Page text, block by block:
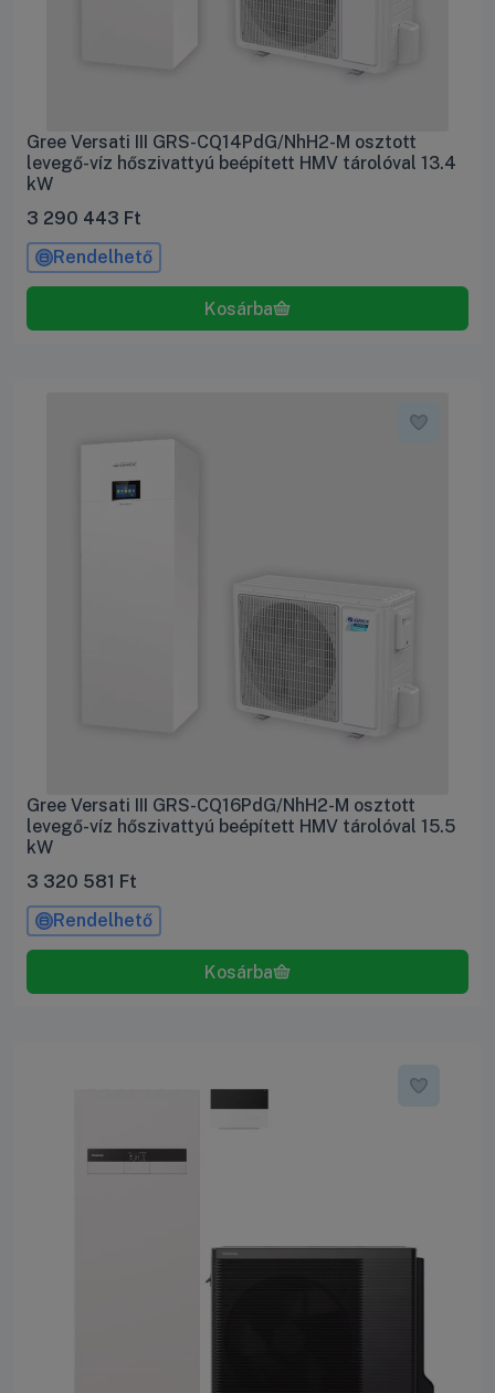
Gree Versati III GRS-CQ14PdG/NhH2-M osztott
levegő-víz hőszivattyú beépített HMV tárolóval 13.4
kW
3 290 443 Ft
Rendelhető
Gree Versati III GRS-CQ16PdG/NhH2-M osztott
levegő-víz hőszivattyú beépített HMV tárolóval 15.5
kW
3 320 581 Ft
Rendelhető